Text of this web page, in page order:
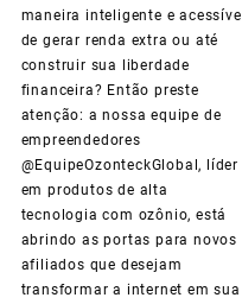
Como
Afiliado
maneira inteligente e acessível
de gerar renda extra ou até
construir sua liberdade
financeira? Então preste
atenção: a nossa equipe de
empreendedores
@EquipeOzonteckGlobal, líder
em produtos de alta
tecnologia com ozônio, está
abrindo as portas para novos
afiliados que desejam
transformar a internet em sua